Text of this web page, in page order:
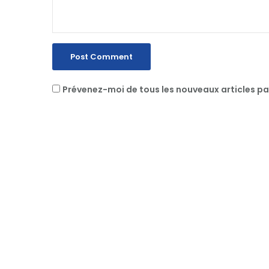
Prévenez-moi de tous les nouveaux articles